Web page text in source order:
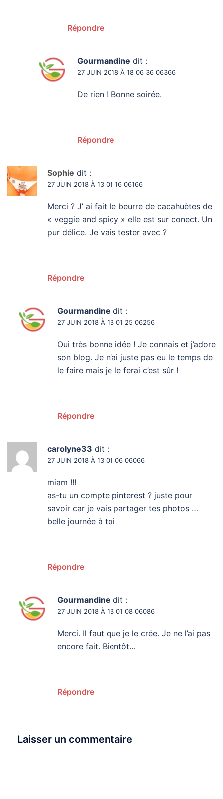
Répondre
Gourmandine dit :
27 JUIN 2018 À 18 06 36 06366
De rien ! Bonne soirée.
Répondre
Sophie dit :
27 JUIN 2018 À 13 01 16 06166
Merci ? J’ ai fait le beurre de cacahuètes de
« veggie and spicy » elle est sur conect. Un
pur délice. Je vais tester avec ?
Répondre
Gourmandine dit :
27 JUIN 2018 À 13 01 25 06256
Oui très bonne idée ! Je connais et j’adore
son blog. Je n’ai juste pas eu le temps de
le faire mais je le ferai c’est sûr !
Répondre
carolyne33 dit :
27 JUIN 2018 À 13 01 06 06066
miam !!!
as-tu un compte pinterest ? juste pour
savoir car je vais partager tes photos …
belle journée à toi
Répondre
Gourmandine dit :
27 JUIN 2018 À 13 01 08 06086
Merci. Il faut que je le crée. Je ne l’ai pas
encore fait. Bientôt…
Répondre
Laisser un commentaire